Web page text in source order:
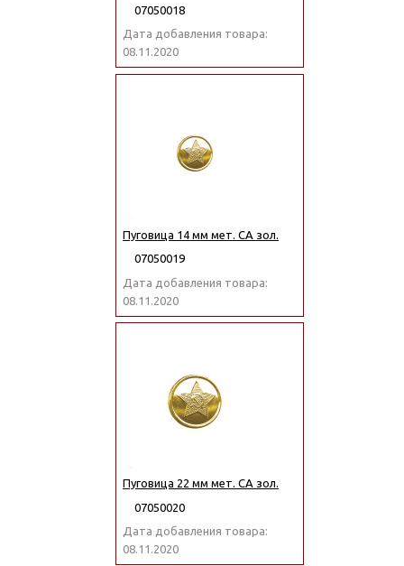
07050018
Дата добавления товара:
08.11.2020
Пуговица 14 мм мет. СА зол.
07050019
Дата добавления товара:
08.11.2020
Пуговица 22 мм мет. СА зол.
07050020
Дата добавления товара:
08.11.2020